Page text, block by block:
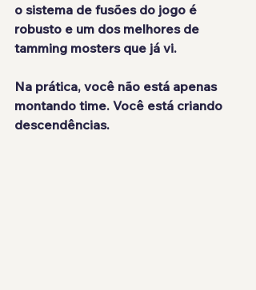
o sistema de fusões do jogo é
robusto e um dos melhores de
tamming mosters que já vi.
Na prática, você não está apenas
montando time. Você está criando
descendências.